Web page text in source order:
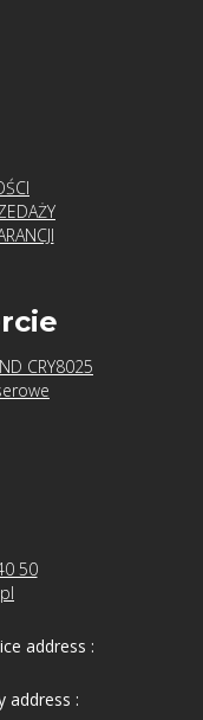
CRY8025
50
address :
address :